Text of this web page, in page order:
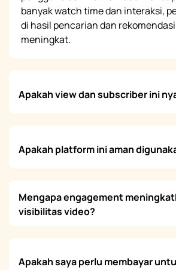
banyak watch time dan interaksi,
di hasil pencarian dan
meningkat.
Apakah view dan subscriber ini
Apakah platform ini aman
Mengapa engagement
visibilitas video?
Apakah saya perlu membayar